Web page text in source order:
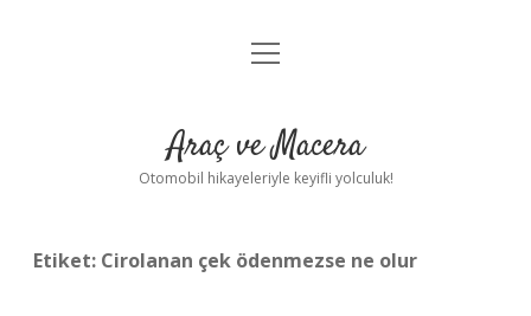
Anasayfa
Yasal Uyarı
menüyü
Araç ve Macera
Otomobil hikayeleriyle keyifli yolculuk!
Etiket: Cirolanan çek ödenmezse ne olur